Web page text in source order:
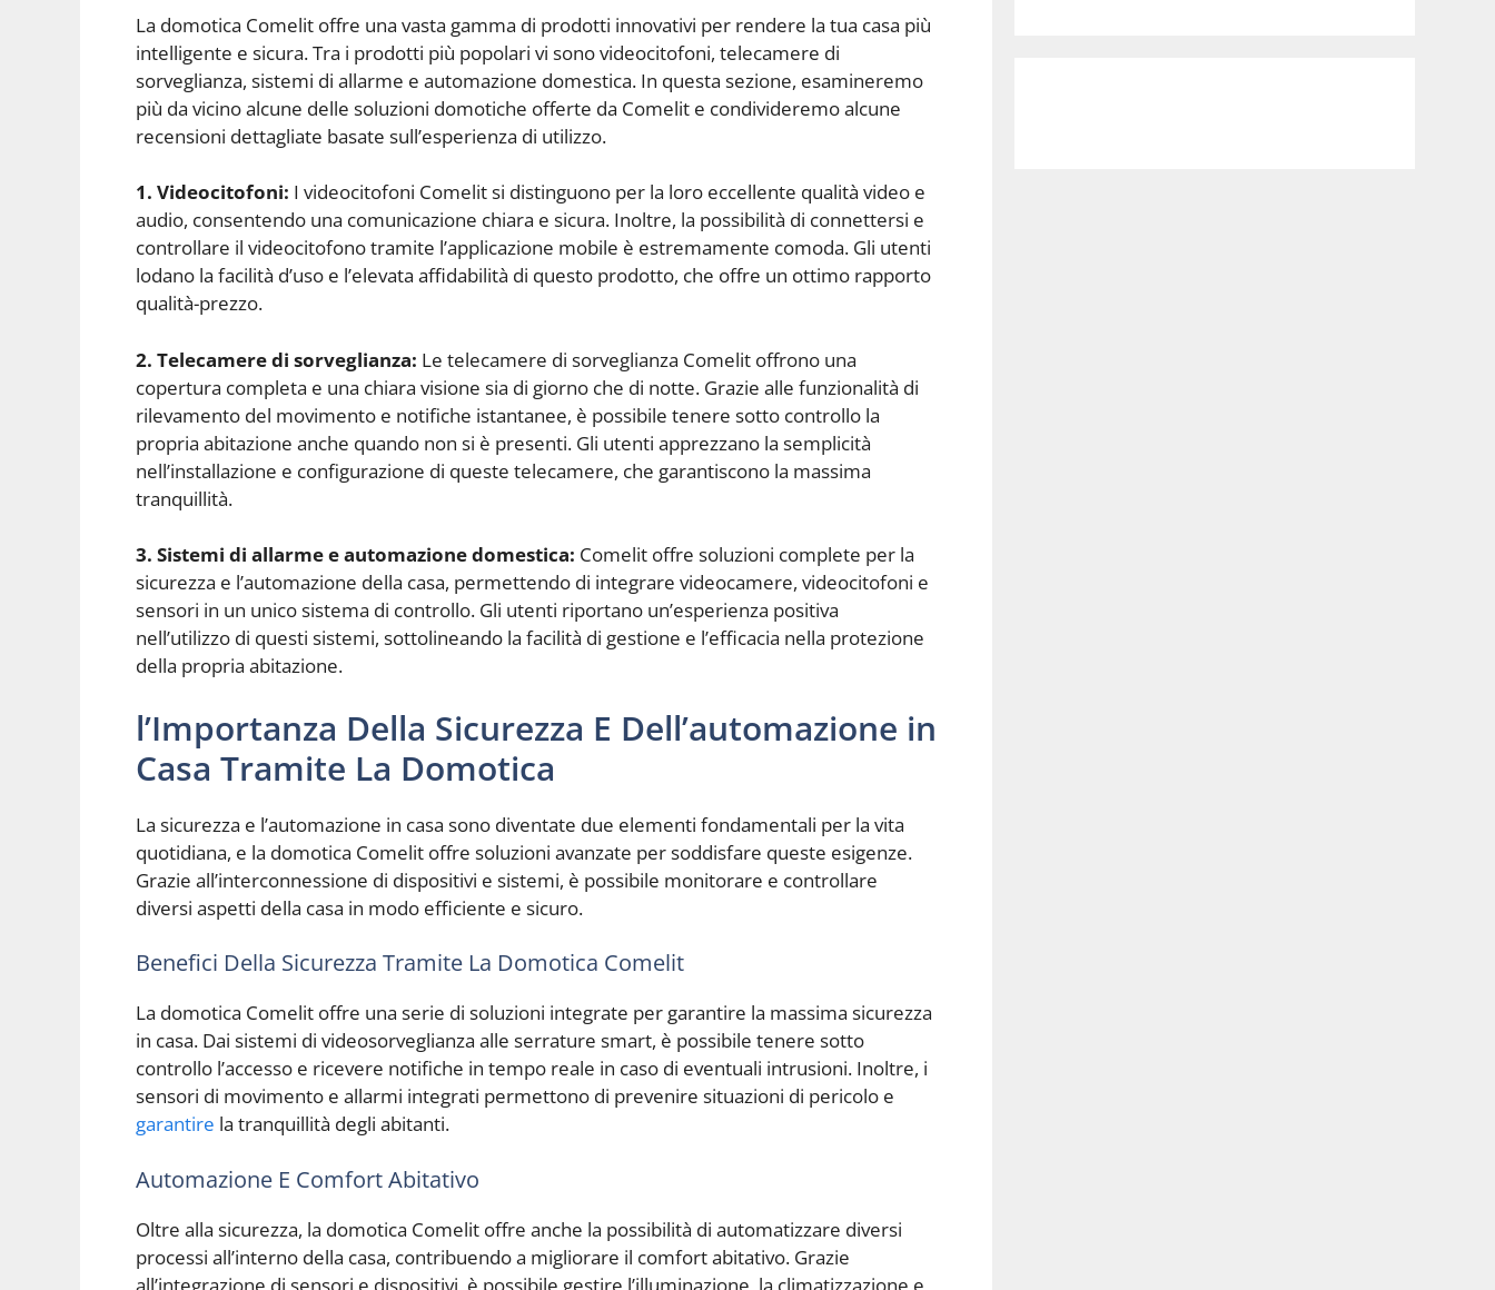
La domotica Comelit offre una vasta gamma di prodotti innovativi per rendere la tua casa più
intelligente e sicura. Tra i prodotti più popolari vi sono videocitofoni, telecamere di
sorveglianza, sistemi di allarme e automazione domestica. In questa sezione, esamineremo
più da vicino alcune delle soluzioni domotiche offerte da Comelit e condivideremo alcune
recensioni dettagliate basate sull’esperienza di utilizzo.
1. Videocitofoni: I videocitofoni Comelit si distinguono per la loro eccellente qualità video e
audio, consentendo una comunicazione chiara e sicura. Inoltre, la possibilità di connettersi e
controllare il videocitofono tramite l’applicazione mobile è estremamente comoda. Gli utenti
lodano la facilità d’uso e l’elevata affidabilità di questo prodotto, che offre un ottimo rapporto
qualità-prezzo.
2. Telecamere di sorveglianza: Le telecamere di sorveglianza Comelit offrono una
copertura completa e una chiara visione sia di giorno che di notte. Grazie alle funzionalità di
rilevamento del movimento e notifiche istantanee, è possibile tenere sotto controllo la
propria abitazione anche quando non si è presenti. Gli utenti apprezzano la semplicità
nell’installazione e configurazione di queste telecamere, che garantiscono la massima
tranquillità.
3. Sistemi di allarme e automazione domestica: Comelit offre soluzioni complete per la
sicurezza e l’automazione della casa, permettendo di integrare videocamere, videocitofoni e
sensori in un unico sistema di controllo. Gli utenti riportano un’esperienza positiva
nell’utilizzo di questi sistemi, sottolineando la facilità di gestione e l’efficacia nella protezione
della propria abitazione.
l’Importanza Della Sicurezza E Dell’automazione in
Casa Tramite La Domotica
La sicurezza e l’automazione in casa sono diventate due elementi fondamentali per la vita
quotidiana, e la domotica Comelit offre soluzioni avanzate per soddisfare queste esigenze.
Grazie all’interconnessione di dispositivi e sistemi, è possibile monitorare e controllare
diversi aspetti della casa in modo efficiente e sicuro.
Benefici Della Sicurezza Tramite La Domotica Comelit
La domotica Comelit offre una serie di soluzioni integrate per garantire la massima sicurezza
in casa. Dai sistemi di videosorveglianza alle serrature smart, è possibile tenere sotto
controllo l’accesso e ricevere notifiche in tempo reale in caso di eventuali intrusioni. Inoltre, i
sensori di movimento e allarmi integrati permettono di prevenire situazioni di pericolo e
garantire la tranquillità degli abitanti.
Automazione E Comfort Abitativo
Oltre alla sicurezza, la domotica Comelit offre anche la possibilità di automatizzare diversi
processi all’interno della casa, contribuendo a migliorare il comfort abitativo. Grazie
all’integrazione di sensori e dispositivi, è possibile gestire l’illuminazione, la climatizzazione e